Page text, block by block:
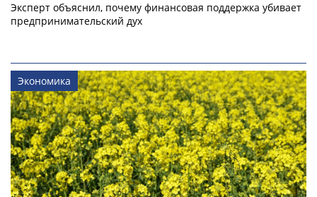
Эксперт объяснил, почему финансовая поддержка убивает
предпринимательский дух
Экономика